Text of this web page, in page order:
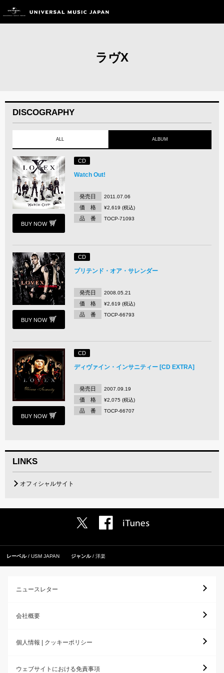
ラヴX
DISCOGRAPHY
ALL ALBUM
BUY NOW
CD
Watch Out!
発売日 2011.07.06
価 格 ¥2,619 (税込)
品 番 TOCP-71093
BUY NOW
CD
プリテンド・オア・サレンダー
発売日 2008.05.21
価 格 ¥2,619 (税込)
品 番 TOCP-66793
BUY NOW
CD
ディヴァイン・インサニティー [CD EXTRA]
発売日 2007.09.19
価 格 ¥2,075 (税込)
品 番 TOCP-66707
LINKS
オフィシャルサイト
レーベル USM JAPAN ジャンル 洋楽
ニュースレター
会社概要
個人情報 | クッキーポリシー
ウェブサイトにおける免責事項